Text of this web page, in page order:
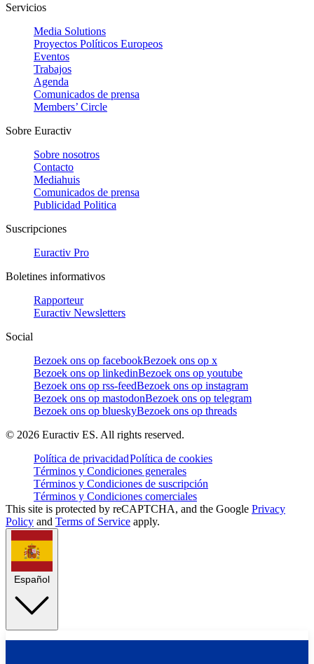
Servicios
Media Solutions
Proyectos Políticos Europeos
Eventos
Trabajos
Agenda
Comunicados de prensa
Members’ Circle
Sobre Euractiv
Sobre nosotros
Contacto
Mediahuis
Comunicados de prensa
Publicidad Politica
Suscripciones
Euractiv Pro
Boletines informativos
Rapporteur
Euractiv Newsletters
Social
Bezoek ons op facebookBezoek ons op x
Bezoek ons op linkedinBezoek ons op youtube
Bezoek ons op rss-feedBezoek ons op instagram
Bezoek ons op mastodonBezoek ons op telegram
Bezoek ons op blueskyBezoek ons op threads
© 2026 Euractiv ES. All rights reserved.
Política de privacidadPolítica de cookies
Términos y Condiciones generales
Términos y Condiciones de suscripción
Términos y Condiciones comerciales
This site is protected by reCAPTCHA, and the Google Privacy
Policy and Terms of Service apply.
Español